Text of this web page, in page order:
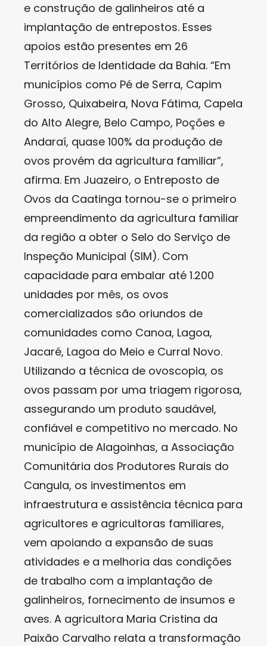
e construção de galinheiros até a
implantação de entrepostos. Esses
apoios estão presentes em 26
Territórios de Identidade da Bahia. “Em
municípios como Pé de Serra, Capim
Grosso, Quixabeira, Nova Fátima, Capela
do Alto Alegre, Belo Campo, Poções e
Andaraí, quase 100% da produção de
ovos provém da agricultura familiar”,
afirma. Em Juazeiro, o Entreposto de
Ovos da Caatinga tornou-se o primeiro
empreendimento da agricultura familiar
da região a obter o Selo do Serviço de
Inspeção Municipal (SIM). Com
capacidade para embalar até 1.200
unidades por mês, os ovos
comercializados são oriundos de
comunidades como Canoa, Lagoa,
Jacaré, Lagoa do Meio e Curral Novo.
Utilizando a técnica de ovoscopia, os
ovos passam por uma triagem rigorosa,
assegurando um produto saudável,
confiável e competitivo no mercado. No
município de Alagoinhas, a Associação
Comunitária dos Produtores Rurais do
Cangula, os investimentos em
infraestrutura e assistência técnica para
agricultores e agricultoras familiares,
vem apoiando a expansão de suas
atividades e a melhoria das condições
de trabalho com a implantação de
galinheiros, fornecimento de insumos e
aves. A agricultora Maria Cristina da
Paixão Carvalho relata a transformação